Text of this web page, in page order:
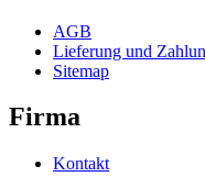
AGB
Lieferung und
Sitemap
Firma
Kontakt